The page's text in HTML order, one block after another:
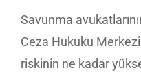
Savunma
Ceza Hukuku
riskinin ne kadar